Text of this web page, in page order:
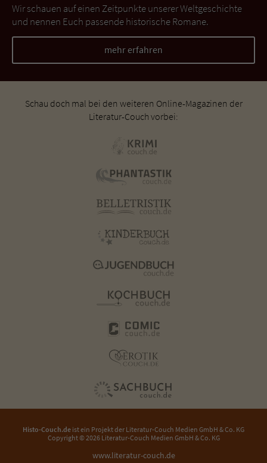
Wir schauen auf einen Zeitpunkte unserer Weltgeschichte
und nennen Euch passende historische Romane.
mehr erfahren
Schau doch mal bei den weiteren Online-Magazinen der
Literatur-Couch vorbei:
Histo-Couch.de ist ein Projekt der Literatur-Couch Medien GmbH & Co. KG
Copyright © 2026 Literatur-Couch Medien GmbH & Co. KG
www.literatur-couch.de